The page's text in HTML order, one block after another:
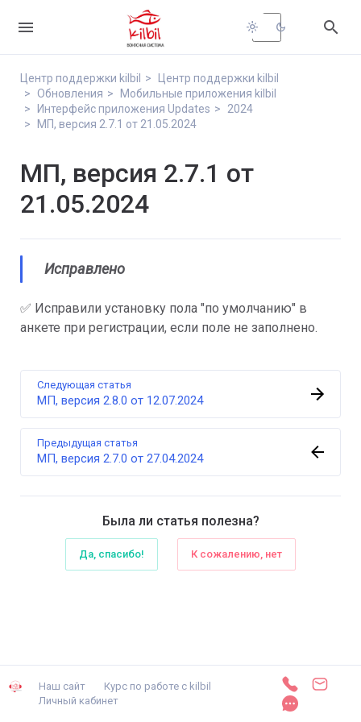
 light_mode dark_mode 
Центр поддержки kilbil
Центр поддержки kilbil
Обновления
Мобильные приложения kilbil
Интерфейс приложения Updates
2024
МП, версия 2.7.1 от 21.05.2024
МП, версия 2.7.1 от
21.05.2024
Исправлено
✅ Исправили установку пола "по умолчанию" в
анкете при регистрации, если поле не заполнено.
Предыдущая статья
МП, версия 2.7.0 от 27.04.2024
Следующая статья
МП, версия 2.8.0 от 12.07.2024
Была ли статья полезна?
Да, спасибо! К сожалению, нет
Наш сайт
Курс по работе с kilbil
Личный кабинет